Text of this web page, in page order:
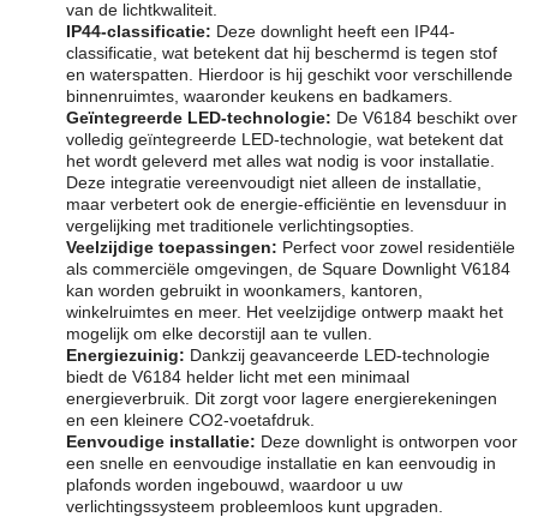
van de lichtkwaliteit.
IP44-classificatie: Deze downlight heeft een IP44-
classificatie, wat betekent dat hij beschermd is tegen stof
en waterspatten. Hierdoor is hij geschikt voor verschillende
binnenruimtes, waaronder keukens en badkamers.
Geïntegreerde LED-technologie: De V6184 beschikt over
volledig geïntegreerde LED-technologie, wat betekent dat
het wordt geleverd met alles wat nodig is voor installatie.
Deze integratie vereenvoudigt niet alleen de installatie,
maar verbetert ook de energie-efficiëntie en levensduur in
vergelijking met traditionele verlichtingsopties.
Veelzijdige toepassingen: Perfect voor zowel residentiële
als commerciële omgevingen, de Square Downlight V6184
kan worden gebruikt in woonkamers, kantoren,
winkelruimtes en meer. Het veelzijdige ontwerp maakt het
mogelijk om elke decorstijl aan te vullen.
Energiezuinig: Dankzij geavanceerde LED-technologie
biedt de V6184 helder licht met een minimaal
energieverbruik. Dit zorgt voor lagere energierekeningen
en een kleinere CO2-voetafdruk.
Eenvoudige installatie: Deze downlight is ontworpen voor
een snelle en eenvoudige installatie en kan eenvoudig in
plafonds worden ingebouwd, waardoor u uw
verlichtingssysteem probleemloos kunt upgraden.